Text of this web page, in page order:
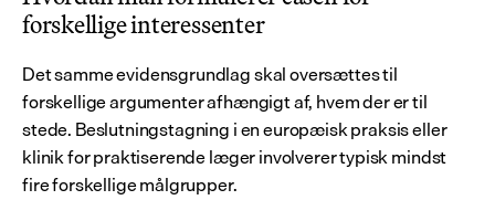
forskellige interessenter
Det samme evidensgrundlag skal oversættes til
forskellige argumenter afhængigt af, hvem der er til
stede. Beslutningstagning i en europæisk praksis eller
klinik for praktiserende læger involverer typisk mindst
fire forskellige målgrupper.